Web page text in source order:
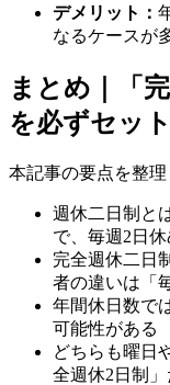
デメリット：
なるケースが
まとめ｜「
を必ずセッ
本記事の要点を整理
週休二日制と
で、毎週2日
完全週休二日
者の違いは「
年間休日数で
可能性がある
どちらも曜日
全週休2日制